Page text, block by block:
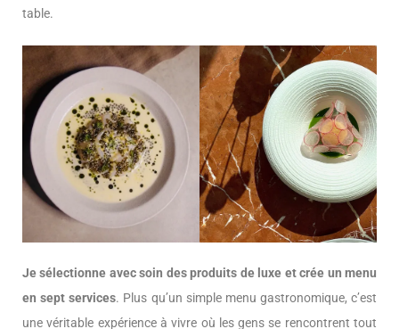
table.
Je sélectionne avec soin des produits de luxe et crée un menu
en sept services. Plus qu’un simple menu gastronomique, c’est
une véritable expérience à vivre où les gens se rencontrent tout